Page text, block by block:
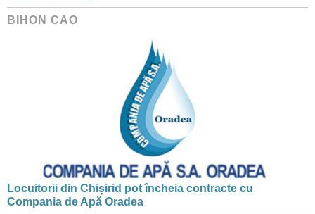
BIHON CAO
Locuitorii din Chișirid pot încheia contracte cu
Compania de Apă Oradea